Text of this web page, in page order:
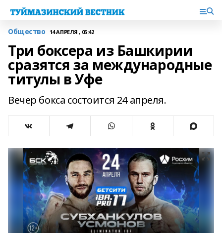
Общество 14 АПРЕЛЯ , 05:42
Три боксера из Башкирии
сразятся за международные
титулы в Уфе
Вечер бокса состоится 24 апреля.